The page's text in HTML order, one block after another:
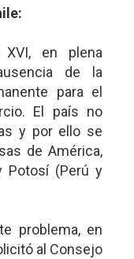
en plena
de la
para el
El país no
y por ello se
de América,
Potosí (Perú y
problema, en
al Consejo